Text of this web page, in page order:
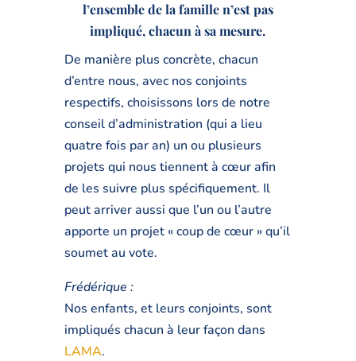
l’ensemble de la famille n’est pas
impliqué, chacun à sa mesure.
De manière plus concrète, chacun
d’entre nous, avec nos conjoints
respectifs, choisissons lors de notre
conseil d’administration (qui a lieu
quatre fois par an) un ou plusieurs
projets qui nous tiennent à cœur afin
de les suivre plus spécifiquement. Il
peut arriver aussi que l’un ou l’autre
apporte un projet « coup de cœur » qu’il
soumet au vote.
Frédérique :
Nos enfants, et leurs conjoints, sont
impliqués chacun à leur façon dans
LAMA.